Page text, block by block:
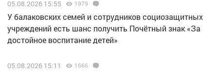
05.08.2026 15:55 1979
У балаковских семей и сотрудников социозащитных
учреждений есть шанс получить Почётный знак «За
достойное воспитание детей»
05.08.2026 15:11 1666